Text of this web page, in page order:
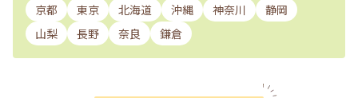
京都 東京 北海道 沖縄 神奈川
静岡
山梨
長野 奈良 鎌倉